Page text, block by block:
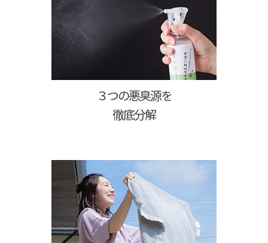
３つの悪臭源を
徹底分解